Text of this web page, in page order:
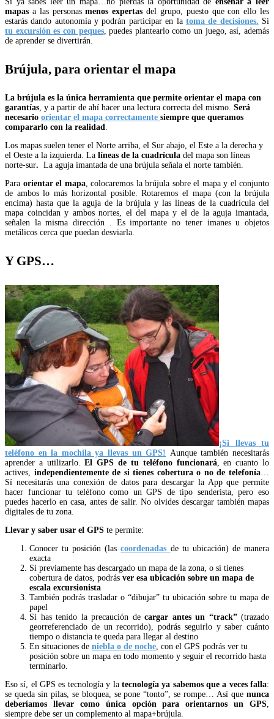
mapas a las personasmenos expertas del grupo, puesto que con ello les
estarás dando autonomía y podrán participar en la toma de decisiones. Si
tu excursión es con peques, puedes plantearlo como un juego, así, además
de aprender se divertirán.
Brújula, para orientar el mapa
La brújula es la única herramienta que permite orientar el mapa con
garantías , y a partir de ahí hacer una lectura correcta del mismo. Será
necesario orientar el mapa correctamente siempre que queramos
compararlo con la realidad
Los mapas suelen tener el Norte arriba, el Sur abajo, el Este a la derecha y
el Oeste a la izquierda. La líneas de la cuadrícula del mapa son líneas
norte-sur. La aguja imantada de una brújula señala el norte también.
Para orientar el mapa, colocaremos la brújula sobre el mapa y el conjunto
de ambos lo más horizontal posible. Rotaremos el mapa (con la brújula
encima) hasta que la aguja de la brújula y las lineas de la cuadrícula del
mapa coincidan y ambos nortes, el del mapa y el de la aguja imantada,
señalen la misma dirección . Es importante no tener imanes u objetos
metálicos cerca que puedan desviarla.
Y GPS…
¡Si llevas tu
teléfono en la mochila ya llevas un GPS! Aunque también necesitarás
aprender a utilizarlo.El GPS de tu teléfono funcionará, en cuanto lo
actives, independientemente de si tienes cobertura o no de telefonía
Sí necesitarás una conexión de datos para descargar la App que permite
hacer funcionar tu teléfono como un GPS de tipo senderista, pero eso
puedes hacerlo en casa, antes de salir. No olvides descargar también mapas
digitales de tu zona.
Llevar y saber usar el GPS te permite:
Conocer tu posición (lascoordenadas de tu ubicación) de manera
exacta
Si previamente has descargado un mapa de la zona, o si tienes
cobertura de datos, podrás ver esa ubicación sobre un mapa de
escala excursionista
También podrás trasladar o “dibujar” tu ubicación sobre tu mapa de
papel
Si has tenido la precaución de cargar antes un “track”(trazado
georreferenciado de un recorrido), podrás seguirlo y saber cuánto
tiempo o distancia te queda para llegar al destino
En situaciones de niebla o de noche , con el GPS podrás ver tu
posición sobre un mapa en todo momento y seguir el recorrido hasta
terminarlo.
Eso sí, el GPS es tecnología y latecnología ya sabemos que a veces falla:
se queda sin pilas, se bloquea, se pone “tonto”, se rompe… Así que nunca
deberíamos llevar como única opción para orientarnos un GPS
siempre debe ser un complemento al mapa+brújula.